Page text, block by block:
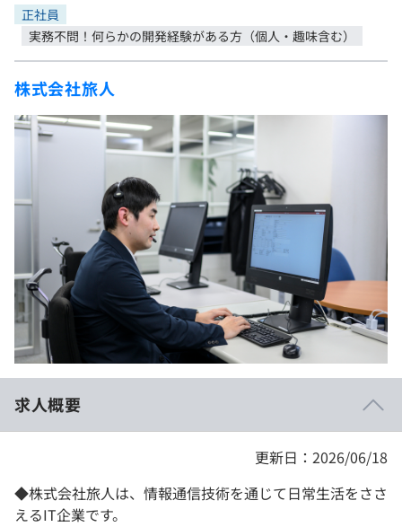
インターン
イベント・セミナー
就活成功ガイド
問題集
4択課題
個人向けプラン
法人向けプラン
学校向けプラン
プログラミング言語
評価結果一覧
再チャレンジ結果一覧
ゲーム・マンガ
Tech Team Journal
paiza times
paizaとは？
正社員
実務不問！何らかの開発経験がある方（個人・趣味含む）
株式会社旅人
求人概要
更新日：2026/06/18
◆株式会社旅人は、情報通信技術を通じて日常生活をささ
えるIT企業です。